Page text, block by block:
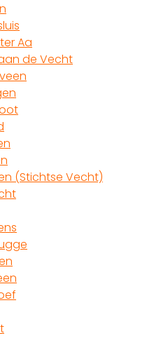
Aa
de Vecht
(Stichtse Vecht)